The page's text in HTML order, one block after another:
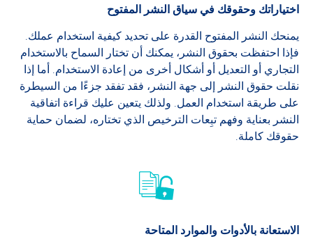
اختياراتك وحقوقك في سياق النشر المفتوح
يمنحك النشر المفتوح القدرة على تحديد كيفية استخدام عملك.
فإذا احتفظت بحقوق النشر، يمكنك أن تختار السماح بالاستخدام
التجاري أو التعديل أو أشكال أخرى من إعادة الاستخدام. أما إذا
نقلت حقوق النشر إلى جهة النشر، فقد تفقد جزءًا من السيطرة
على طريقة استخدام العمل. ولذلك يتعين عليك قراءة اتفاقية
النشر بعناية وفهم تبِعات الترخيص الذي تختاره، لضمان حماية
حقوقك كاملة.
الاستعانة بالأدوات والموارد المتاحة